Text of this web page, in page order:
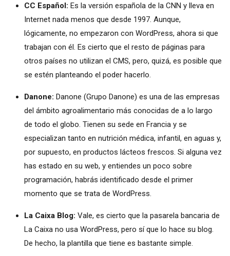
CC Español: Es la versión española de la CNN y lleva en
Internet nada menos que desde 1997. Aunque,
lógicamente, no empezaron con WordPress, ahora si que
trabajan con él. Es cierto que el resto de páginas para
otros países no utilizan el CMS, pero, quizá, es posible que
se estén planteando el poder hacerlo.
Danone: Danone (Grupo Danone) es una de las empresas
del ámbito agroalimentario más conocidas de a lo largo
de todo el globo. Tienen su sede en Francia y se
especializan tanto en nutrición médica, infantil, en aguas y,
por supuesto, en productos lácteos frescos. Si alguna vez
has estado en su web, y entiendes un poco sobre
programación, habrás identificado desde el primer
momento que se trata de WordPress.
La Caixa Blog: Vale, es cierto que la pasarela bancaria de
La Caixa no usa WordPress, pero sí que lo hace su blog.
De hecho, la plantilla que tiene es bastante simple.